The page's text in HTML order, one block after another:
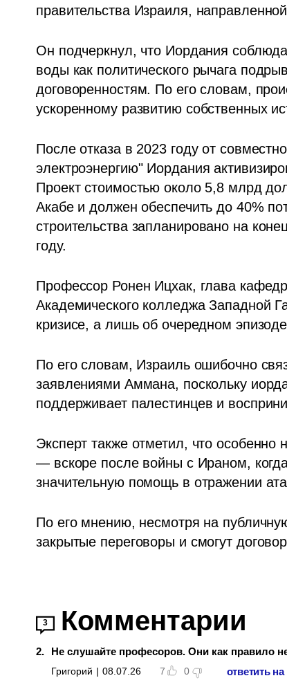
правительства Израиля,
Он подчеркнул, что Иордания
воды как политического рычага
договоренностям. По его словам,
ускоренному развитию собственных
После отказа в 2023 году от
электроэнергию" Иордания
Проект стоимостью около 5,8 млрд
Акабе и должен обеспечить до 40%
строительства запланировано на
году.
Профессор Ронен Ицхак, глава
Академического колледжа Западной
кризисе, а лишь об очередном
По его словам, Израиль ошибочно
заявлениями Аммана, поскольку
поддерживает палестинцев и
Эксперт также отметил, что
— вскоре после войны с Ираном,
значительную помощь в отражении
По его мнению, несмотря на
закрытые переговоры и смогут
3 Комментарии
2. Не слушайте професоров. Они как правило
Григорий | 08.07.26 7 0 ответить